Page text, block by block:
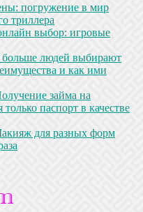
погружение в мир
триллера
выбор: игровые
больше людей выбирают
и как ими
займа на
паспорт в качестве
для разных форм